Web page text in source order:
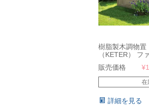
樹脂製木調物置
（KETER） フ
ェッド 4×6 （
販売価格 ¥
在
詳細を見る